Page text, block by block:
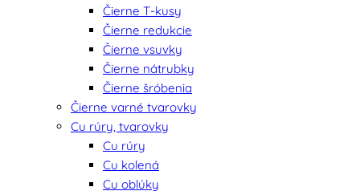
Čierne T-kusy
Čierne redukcie
Čierne vsuvky
Čierne nátrubky
Čierne šróbenia
Čierne varné tvarovky
Cu rúry, tvarovky
Cu rúry
Cu kolená
Cu oblúky